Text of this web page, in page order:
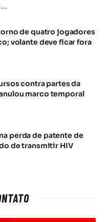
de quatro jogadores
volante deve ficar fora
contra partes da
marco temporal
perda de patente de
de transmitir HIV